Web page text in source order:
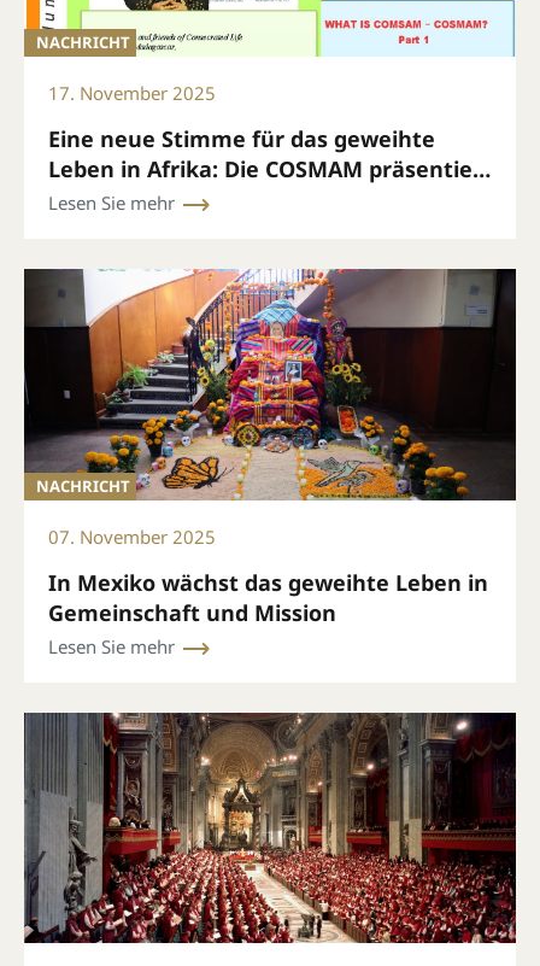
NACHRICHT
17. November 2025
Eine neue Stimme für das geweihte
Leben in Afrika: Die COSMAM präsentiert
ihren monatlichen Newsletter
Lesen Sie mehr
NACHRICHT
07. November 2025
In Mexiko wächst das geweihte Leben in
Gemeinschaft und Mission
Lesen Sie mehr